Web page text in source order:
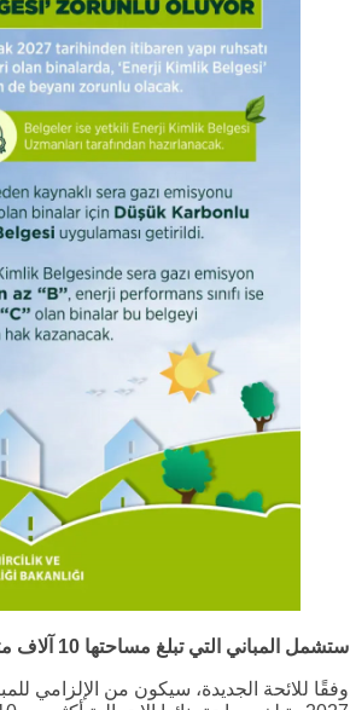
ستشمل المباني التي تبلغ مساحتها 10 آلاف متر مربع فما فوق